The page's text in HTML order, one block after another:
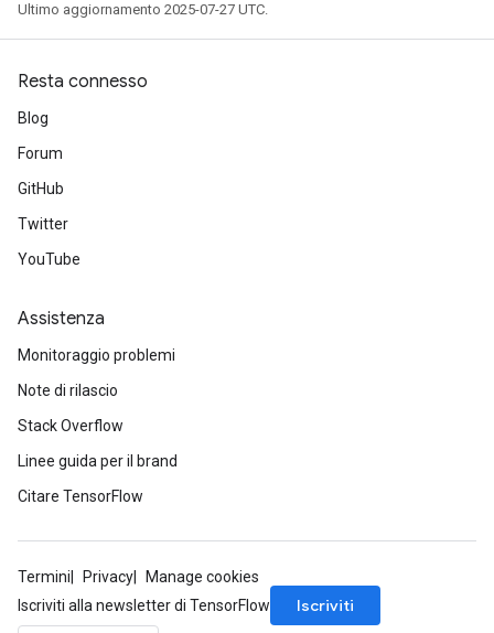
Ultimo aggiornamento 2025-07-27 UTC.
Resta connesso
Blog
Forum
GitHub
Twitter
YouTube
Assistenza
Monitoraggio problemi
Note di rilascio
Stack Overflow
Linee guida per il brand
Citare TensorFlow
Termini Privacy
Manage cookies
Iscriviti alla newsletter di TensorFlow
Iscriviti